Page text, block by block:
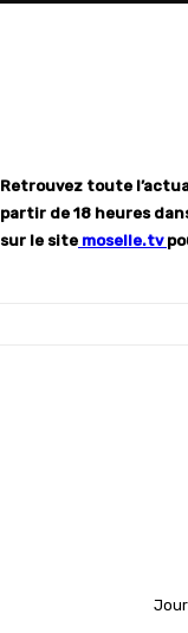
Retrouvez toute
partir de 18 heures
sur le site moselle.tv